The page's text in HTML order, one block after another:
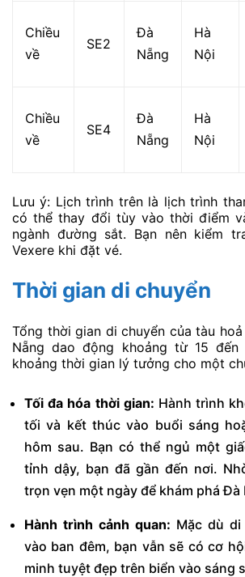
Chiều
về
SE2
Đà
Nẵng
Hà
Nội
Chiều
về
SE4
Đà
Nẵng
Hà
Nội
Lưu ý: Lịch trình trên là lịch trình
có thể thay đổi tùy vào thời điểm
ngành đường sắt. Bạn nên kiểm
Vexere khi đặt vé.
Thời gian di chuyển
Tổng thời gian di chuyển của tàu
Nẵng dao động khoảng từ 15
khoảng thời gian lý tưởng cho một
Tối đa hóa thời gian: Hành trình
tối và kết thúc vào buổi sáng
hôm sau. Bạn có thể ngủ một
tỉnh dậy, bạn đã gần đến nơi.
trọn vẹn một ngày để khám phá Đà
Hành trình cảnh quan: Mặc dù
vào ban đêm, bạn vẫn sẽ có cơ
minh tuyệt đẹp trên biển vào sáng